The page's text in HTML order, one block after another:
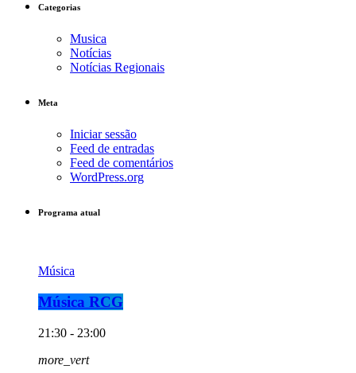
Categorias
Musica
Notícias
Notícias Regionais
Meta
Iniciar sessão
Feed de entradas
Feed de comentários
WordPress.org
Programa atual
Música
Música RCG
21:30 - 23:00
more_vert